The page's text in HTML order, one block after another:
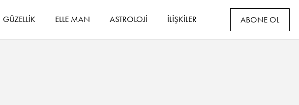
GÜZELLİK ELLE MAN ASTROLOJİ İLİŞKİLER ABONE OL